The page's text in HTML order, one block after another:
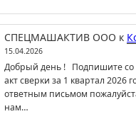
СПЕЦМАШАКТИВ ООО к
15.04.2026
Добрый день ! Подпишите со
акт сверки за 1 квартал 2026
ответным письмом
нам…